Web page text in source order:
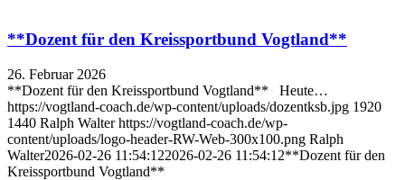
**Dozent für den Kreissportbund Vogtland**
26. Februar 2026
**Dozent für den Kreissportbund Vogtland** Heute…
https://vogtland-coach.de/wp-content/uploads/dozentksb.jpg 1920
1440 Ralph Walter https://vogtland-coach.de/wp-
content/uploads/logo-header-RW-Web-300x100.png Ralph
Walter2026-02-26 11:54:122026-02-26 11:54:12**Dozent für den
Kreissportbund Vogtland**